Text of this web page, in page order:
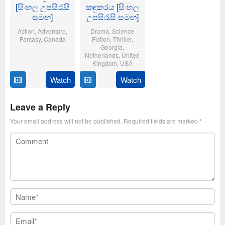
[සිංහල උපසිරැසි
සමඟ]
Action ,Adventure
Fantasy, Canada
2025
Watch
කඳුකරය [සිංහල
උපසිරැසි සමඟ]
Drama ,Science
Fiction Thriller,
Georgia
Netherlands United
Kingdom USA
Aug
Hugo
Keijzer
Watch
Leave a Reply
Your email address will not be published. Required fields are marked *